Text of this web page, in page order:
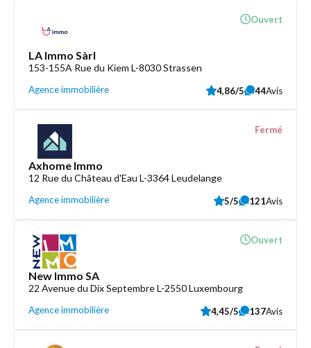
LA Immo Sàrl
153-155A Rue du Kiem L-8030 Strassen
Agence immobilière
Ouvert
4,86/5 44Avis
Axhome Immo
12 Rue du Château d'Eau L-3364 Leudelange
Agence immobilière
Fermé
5/5 121Avis
New Immo SA
22 Avenue du Dix Septembre L-2550 Luxembourg
Agence immobilière
Ouvert
4,45/5 137Avis